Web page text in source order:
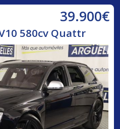
39.900€
580cv Quattr